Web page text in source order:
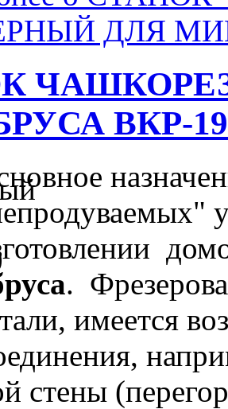
ДЛЯ
ВКР-
.
имеется
стены